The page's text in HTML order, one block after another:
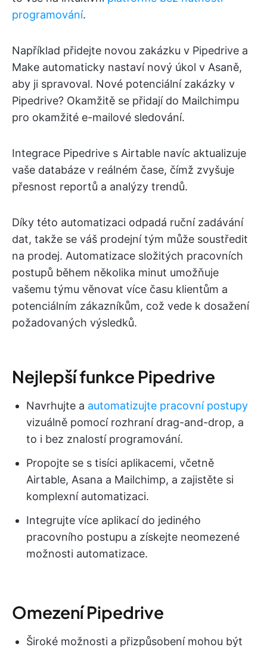
programování.
Například přidejte novou zakázku v Pipedrive a
Make automaticky nastaví nový úkol v Asaně,
aby ji spravoval. Nové potenciální zakázky v
Pipedrive? Okamžitě se přidají do Mailchimpu
pro okamžité e-mailové sledování.
Integrace Pipedrive s Airtable navíc aktualizuje
vaše databáze v reálném čase, čímž zvyšuje
přesnost reportů a analýzy trendů.
Díky této automatizaci odpadá ruční zadávání
dat, takže se váš prodejní tým může soustředit
na prodej. Automatizace složitých pracovních
postupů během několika minut umožňuje
vašemu týmu věnovat více času klientům a
potenciálním zákazníkům, což vede k dosažení
požadovaných výsledků.
Nejlepší funkce Pipedrive
Navrhujte a automatizujte pracovní postupy
vizuálně pomocí rozhraní drag-and-drop, a
to i bez znalostí programování.
Propojte se s tisíci aplikacemi, včetně
Airtable, Asana a Mailchimp, a zajistěte si
komplexní automatizaci.
Integrujte více aplikací do jediného
pracovního postupu a získejte neomezené
možnosti automatizace.
Omezení Pipedrive
Široké možnosti a přizpůsobení mohou být